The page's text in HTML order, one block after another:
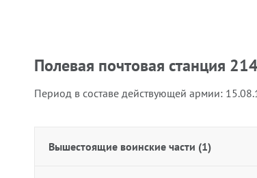
Полевая почтовая станция
Период в составе действующей армии:
Вышестоящие воинские части (1)